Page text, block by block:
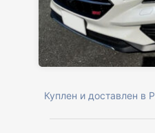
Куплен и доставлен в